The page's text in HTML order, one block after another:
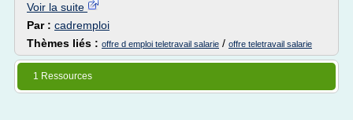
Voir la suite
Par : cadremploi
Thèmes liés : offre d emploi teletravail salarie / offre teletravail salarie
1 Ressources